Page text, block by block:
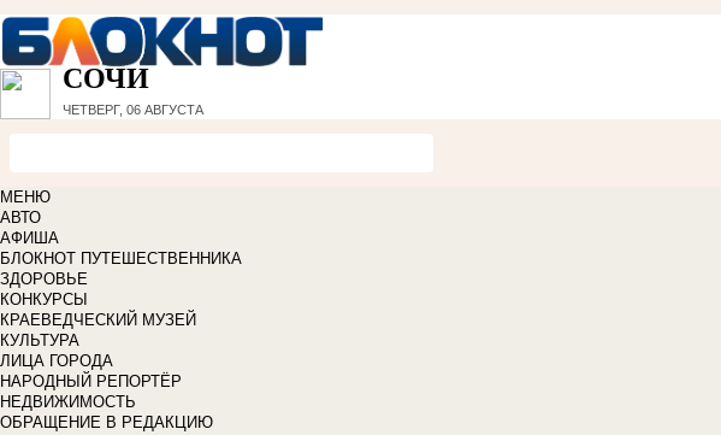
СОЧИ
ЧЕТВЕРГ, 06 АВГУСТА
МЕНЮ
АВТО
АФИША
БЛОКНОТ ПУТЕШЕСТВЕННИКА
ЗДОРОВЬЕ
КОНКУРСЫ
КРАЕВЕДЧЕСКИЙ МУЗЕЙ
КУЛЬТУРА
ЛИЦА ГОРОДА
НАРОДНЫЙ РЕПОРТЁР
НЕДВИЖИМОСТЬ
ОБРАЩЕНИЕ В РЕДАКЦИЮ